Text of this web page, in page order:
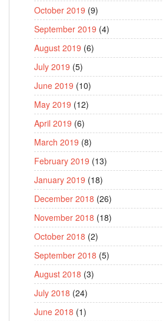
October 2019 (9)
September 2019 (4)
August 2019 (6)
July 2019 (5)
June 2019 (10)
May 2019 (12)
April 2019 (6)
March 2019 (8)
February 2019 (13)
January 2019 (18)
December 2018 (26)
November 2018 (18)
October 2018 (2)
September 2018 (5)
August 2018 (3)
July 2018 (24)
June 2018 (1)